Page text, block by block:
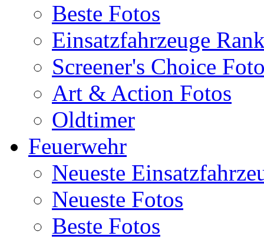
Beste Fotos
Einsatzfahrzeuge
Screener's Choice
Art & Action Fotos
Oldtimer
Feuerwehr
Neueste
Neueste Fotos
Beste Fotos